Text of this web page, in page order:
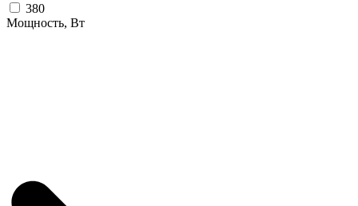
380
Мощность, Вт